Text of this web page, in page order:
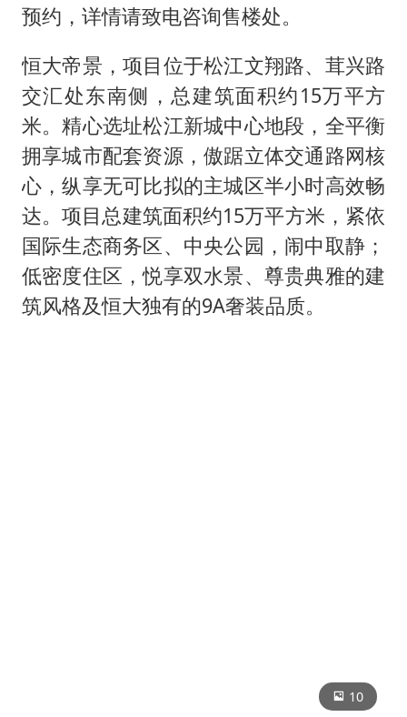
预约，详情请致电咨询售楼处。
恒大帝景，项目位于松江文翔路、茸兴路
交汇处东南侧，总建筑面积约15万平方
米。精心选址松江新城中心地段，全平衡
拥享城市配套资源，傲踞立体交通路网核
心，纵享无可比拟的主城区半小时高效畅
达。项目总建筑面积约15万平方米，紧依
国际生态商务区、中央公园，闹中取静；
低密度住区，悦享双水景、尊贵典雅的建
筑风格及恒大独有的9A奢装品质。
10